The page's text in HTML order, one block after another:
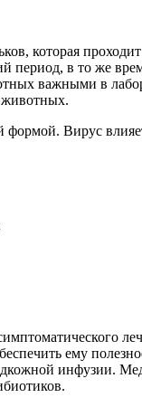
которая
период, в то же
важными в
животных.
Вирус
ему
инфузии.